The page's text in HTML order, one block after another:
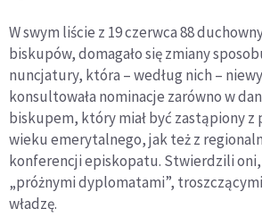
W swym liście z 19 czerwca 88
biskupów, domagało się zmiany
nuncjatury, która – według nich –
konsultowała nominacje zarówno w
biskupem, który miał być zastąpiony z
wieku emerytalnego, jak też z
konferencji episkopatu. Stwierdzili oni,
„próżnymi dyplomatami”,
władzę.